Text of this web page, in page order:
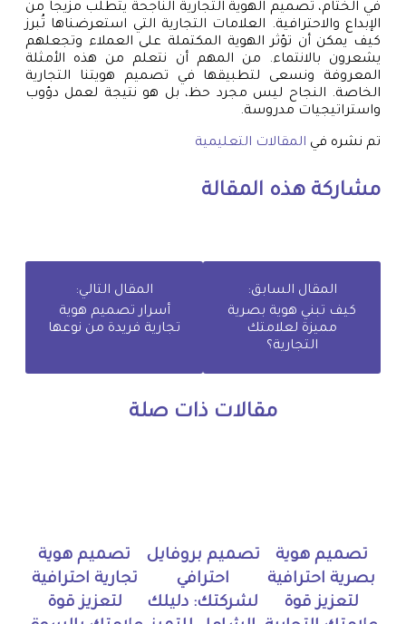
في الختام، تصميم الهوية التجارية الناجحة يتطلب مزيجاً من
الإبداع والاحترافية. العلامات التجارية التي استعرضناها تُبرز
كيف يمكن أن تؤثر الهوية المكتملة على العملاء وتجعلهم
يشعرون بالانتماء. من المهم أن نتعلم من هذه الأمثلة
المعروفة ونسعى لتطبيقها في تصميم هويتنا التجارية
الخاصة. النجاح ليس مجرد حظ، بل هو نتيجة لعمل دؤوب
واستراتيجيات مدروسة.
تم نشره في المقالات التعليمية
مشاركة هذه المقالة
المقال السابق:
كيف تبني هوية بصرية
مميزة لعلامتك
التجارية؟
المقال التالي:
أسرار تصميم هوية
تجارية فريدة من نوعها
مقالات ذات صلة
تصميم هوية
بصرية احترافية
لتعزيز قوة
تصميم بروفايل
احترافي
لشركتك: دليلك
تصميم هوية
تجارية احترافية
لتعزيز قوة